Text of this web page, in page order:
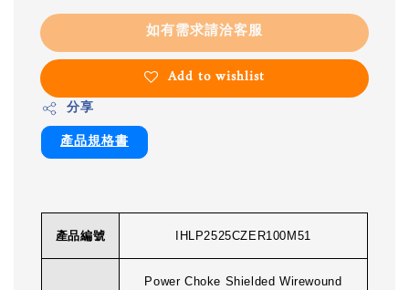
如有需求請洽客服
Add to wishlist
分享
產品規格書
產品編號 IHLP2525CZER100M51
Power Choke Shielded Wirewound